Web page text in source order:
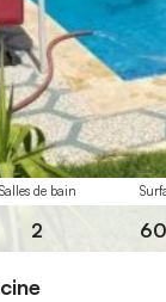
Salles de bain
2